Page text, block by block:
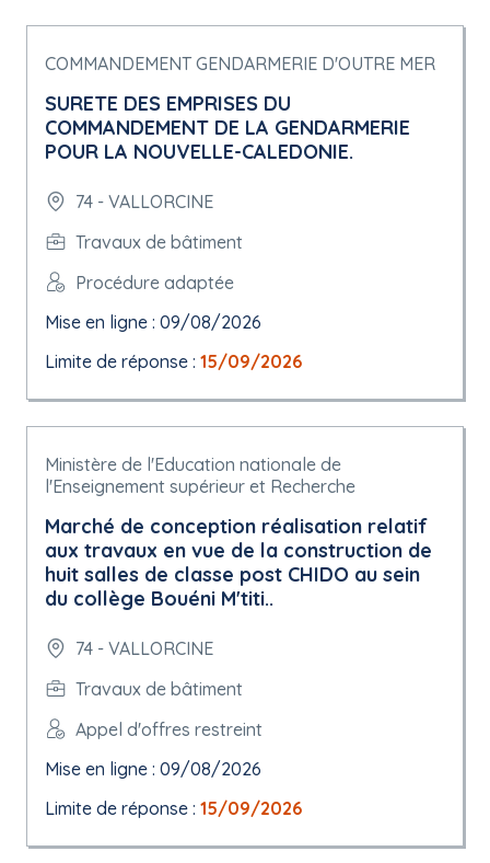
COMMANDEMENT GENDARMERIE D'OUTRE MER
SURETE DES EMPRISES DU
COMMANDEMENT DE LA GENDARMERIE
POUR LA NOUVELLE-CALEDONIE.
74 - VALLORCINE
Travaux de bâtiment
Procédure adaptée
Mise en ligne : 09/08/2026
Limite de réponse : 15/09/2026
Ministère de l'Education nationale de
l'Enseignement supérieur et Recherche
Marché de conception réalisation relatif
aux travaux en vue de la construction de
huit salles de classe post CHIDO au sein
du collège Bouéni M'titi..
74 - VALLORCINE
Travaux de bâtiment
Appel d'offres restreint
Mise en ligne : 09/08/2026
Limite de réponse : 15/09/2026